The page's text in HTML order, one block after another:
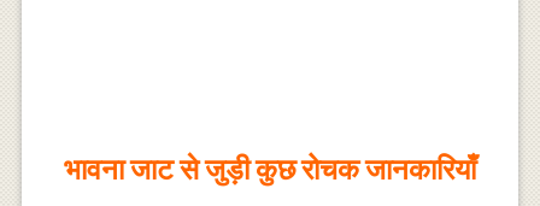
भावना जाट से जुड़ी कुछ रोचक जानकारियाँ